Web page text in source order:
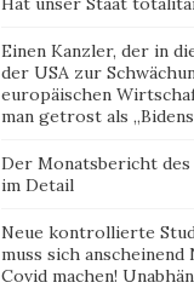
Einen Kanzler, der in
der USA zur
europäischen
man getrost als
Der Monatsbericht des
im Detail
Neue kontrollierte
muss sich
Covid machen!